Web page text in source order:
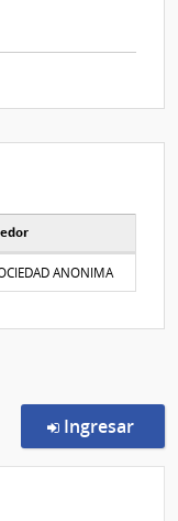
ANONIMA
Ingresar